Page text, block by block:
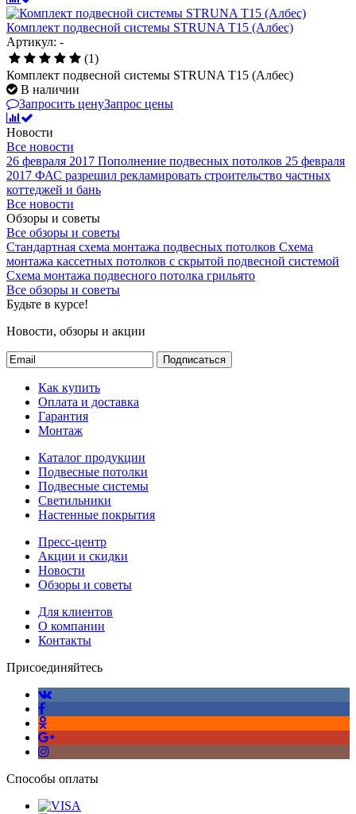
Комплект подвесной системы STRUNA Т15 (Албес)
Артикул: -
(1)
Комплект подвесной системы STRUNA Т15 (Албес)
В наличии
Запросить ценуЗапрос цены
Новости
Все новости
26 февраля 2017 Пополнение подвесных потолков 25 февраля
2017 ФАС разрешил рекламировать строительство частных
коттеджей и бань
Все новости
Обзоры и советы
Все обзоры и советы
Стандартная схема монтажа подвесных потолков Схема
монтажа кассетных потолков с скрытой подвесной системой
Схема монтажа подвесного потолка грильято
Все обзоры и советы
Будьте в курсе!
Новости, обзоры и акции
Подписаться
Как купить
Оплата и доставка
Гарантия
Монтаж
Каталог продукции
Подвесные потолки
Подвесные системы
Светильники
Настенные покрытия
Пресс-центр
Акции и скидки
Новости
Обзоры и советы
Для клиентов
О компании
Контакты
Присоединяйтесь
Способы оплаты